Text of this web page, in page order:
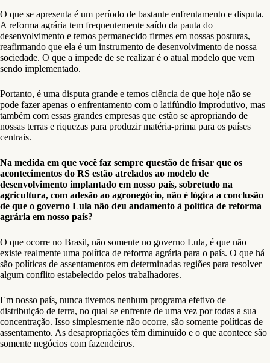
O que se apresenta é um período de bastante enfrentamento e disputa.
A reforma agrária tem frequentemente saído da pauta do
desenvolvimento e temos permanecido firmes em nossas posturas,
reafirmando que ela é um instrumento de desenvolvimento de nossa
sociedade. O que a impede de se realizar é o atual modelo que vem
sendo implementado.
Portanto, é uma disputa grande e temos ciência de que hoje não se
pode fazer apenas o enfrentamento com o latifúndio improdutivo, mas
também com essas grandes empresas que estão se apropriando de
nossas terras e riquezas para produzir matéria-prima para os países
centrais.
Na medida em que você faz sempre questão de frisar que os
acontecimentos do RS estão atrelados ao modelo de
desenvolvimento implantado em nosso país, sobretudo na
agricultura, com adesão ao agronegócio, não é lógica a conclusão
de que o governo Lula não deu andamento à política de reforma
agrária em nosso país?
O que ocorre no Brasil, não somente no governo Lula, é que não
existe realmente uma política de reforma agrária para o país. O que há
são políticas de assentamentos em determinadas regiões para resolver
algum conflito estabelecido pelos trabalhadores.
Em nosso país, nunca tivemos nenhum programa efetivo de
distribuição de terra, no qual se enfrente de uma vez por todas a sua
concentração. Isso simplesmente não ocorre, são somente políticas de
assentamento. As desapropriações têm diminuído e o que acontece são
somente negócios com fazendeiros.